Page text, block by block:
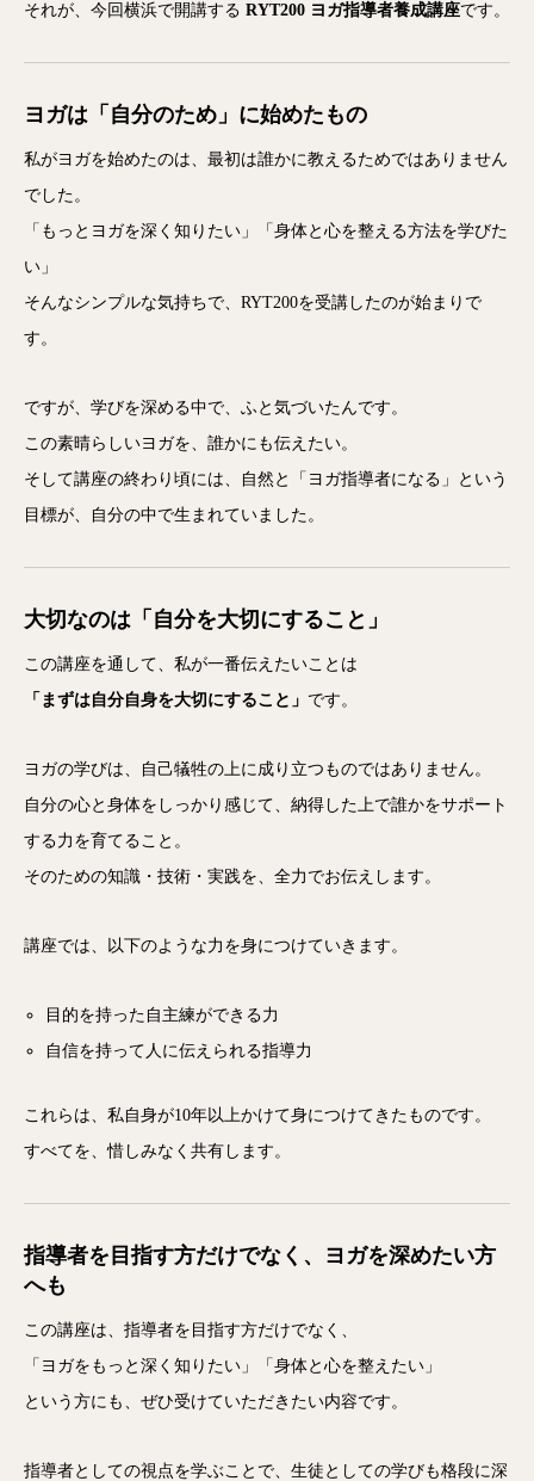
それが、今回横浜で開講する RYT200 ヨガ指導者養成講座です。
ヨガは「自分のため」に始めたもの
私がヨガを始めたのは、最初は誰かに教えるためではありません
でした。
「もっとヨガを深く知りたい」「身体と心を整える方法を学びた
い」
そんなシンプルな気持ちで、RYT200を受講したのが始まりで
す。
ですが、学びを深める中で、ふと気づいたんです。
この素晴らしいヨガを、誰かにも伝えたい。
そして講座の終わり頃には、自然と「ヨガ指導者になる」という
目標が、自分の中で生まれていました。
大切なのは「自分を大切にすること」
この講座を通して、私が一番伝えたいことは
「まずは自分自身を大切にすること」 です。
ヨガの学びは、自己犠牲の上に成り立つものではありません。
自分の心と身体をしっかり感じて、納得した上で誰かをサポート
する力を育てること。
そのための知識・技術・実践を、全力でお伝えします。
講座では、以下のような力を身につけていきます。
目的を持った自主練ができる力
自信を持って人に伝えられる指導力
これらは、私自身が10年以上かけて身につけてきたものです。
すべてを、惜しみなく共有します。
指導者を目指す方だけでなく、ヨガを深めたい方
へも
この講座は、指導者を目指す方だけでなく、
「ヨガをもっと深く知りたい」「身体と心を整えたい」
という方にも、ぜひ受けていただきたい内容です。
指導者としての視点を学ぶことで、生徒としての学びも格段に深